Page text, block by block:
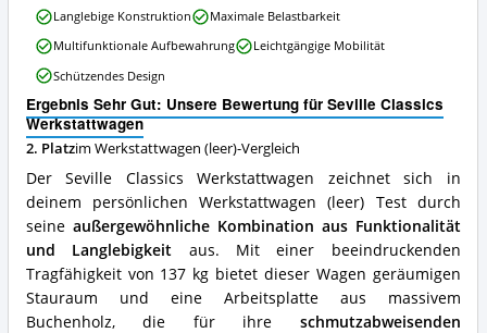
Ergebnis Sehr Gut: Unsere Bewertung für Seville Classics
Werkstattwagen
2. Platzim Werkstattwagen (leer)-Vergleich
Der Seville Classics Werkstattwagen zeichnet sich in
deinem persönlichen Werkstattwagen (leer) Test durch
seine außergewöhnliche Kombination aus Funktionalität
und Langlebigkeit aus. Mit einer beeindruckenden
Tragfähigkeit von 137 kg bietet dieser Wagen geräumigen
Stauraum und eine Arbeitsplatte aus massivem
Buchenholz, die für ihre schmutzabweisenden
Seville
Classics
Werkstattwagen
Vorteile:
Was
spricht
für
diesen
Werkstattwagen
(leer)?
Langlebige Konstruktion
Maximale Belastbarkeit
Multifunktionale Aufbewahrung
Leichtgängige Mobilität
Schützendes Design